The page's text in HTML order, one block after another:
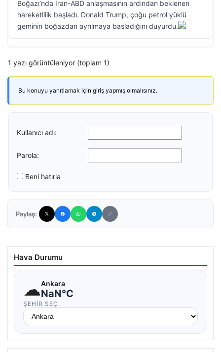
Boğazı’nda İran-ABD anlaşmasının ardından beklenen
hareketlilik başladı. Donald Trump, çoğu petrol yüklü
geminin boğazdan ayrılmaya başladığını duyurdu.
1 yazı görüntüleniyor (toplam 1)
Bu konuyu yanıtlamak için giriş yapmış olmalısınız.
Kullanıcı adı:
Parola:
Beni hatırla
Paylaş:
Hava Durumu
☁Ankara
NaN°C
ŞEHIR SEÇ